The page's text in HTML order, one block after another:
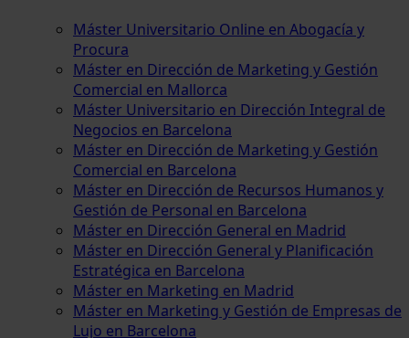
Máster Universitario Online en Abogacía y
Procura
Máster en Dirección de Marketing y Gestión
Comercial en Mallorca
Máster Universitario en Dirección Integral de
Negocios en Barcelona
Máster en Dirección de Marketing y Gestión
Comercial en Barcelona
Máster en Dirección de Recursos Humanos y
Gestión de Personal en Barcelona
Máster en Dirección General en Madrid
Máster en Dirección General y Planificación
Estratégica en Barcelona
Máster en Marketing en Madrid
Máster en Marketing y Gestión de Empresas de
Lujo en Barcelona